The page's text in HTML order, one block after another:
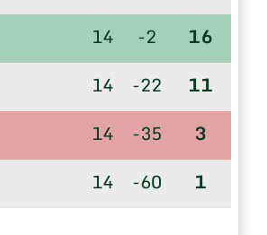
14 -2 16
14 -22 11
14 -35 3
14 -60 1